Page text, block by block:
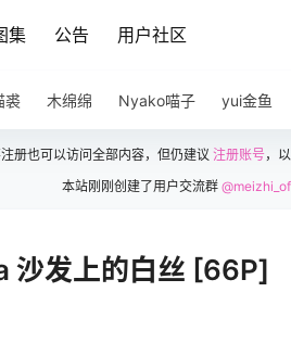
集 公告 用户社区
裘 木绵绵 Nyako喵子 yui金鱼
册也可以访问全部内容，但仍建议 注册账号，
本站刚刚创建了用户交流群
沙发上的白丝 [66P]